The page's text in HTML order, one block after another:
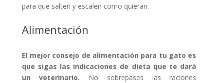
para que salten y escalen como quieran.
Alimentación
El mejor consejo de alimentación para tu gato es
que sigas las indicaciones de dieta que te dará
un veterinario. No sobrepases las raciones